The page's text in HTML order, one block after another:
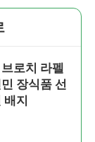
로치 라펠
장식품 선
지